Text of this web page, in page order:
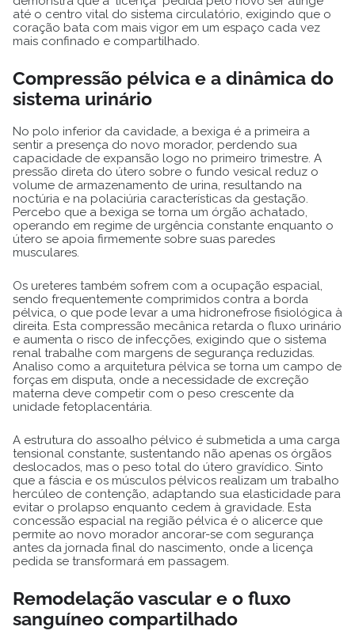
até o centro vital do sistema circulatório, exigindo que o
coração bata com mais vigor em um espaço cada vez
mais confinado e compartilhado.
Compressão pélvica e a dinâmica do
sistema urinário
No polo inferior da cavidade, a bexiga é a primeira a
sentir a presença do novo morador, perdendo sua
capacidade de expansão logo no primeiro trimestre. A
pressão direta do útero sobre o fundo vesical reduz o
volume de armazenamento de urina, resultando na
noctúria e na polaciúria características da gestação.
Percebo que a bexiga se torna um órgão achatado,
operando em regime de urgência constante enquanto o
útero se apoia firmemente sobre suas paredes
musculares.
Os ureteres também sofrem com a ocupação espacial,
sendo frequentemente comprimidos contra a borda
pélvica, o que pode levar a uma hidronefrose fisiológica à
direita. Esta compressão mecânica retarda o fluxo urinário
e aumenta o risco de infecções, exigindo que o sistema
renal trabalhe com margens de segurança reduzidas.
Analiso como a arquitetura pélvica se torna um campo de
forças em disputa, onde a necessidade de excreção
materna deve competir com o peso crescente da
unidade fetoplacentária.
A estrutura do assoalho pélvico é submetida a uma carga
tensional constante, sustentando não apenas os órgãos
deslocados, mas o peso total do útero gravídico. Sinto
que a fáscia e os músculos pélvicos realizam um trabalho
hercúleo de contenção, adaptando sua elasticidade para
evitar o prolapso enquanto cedem à gravidade. Esta
concessão espacial na região pélvica é o alicerce que
permite ao novo morador ancorar-se com segurança
antes da jornada final do nascimento, onde a licença
pedida se transformará em passagem.
Remodelação vascular e o fluxo
sanguíneo compartilhado